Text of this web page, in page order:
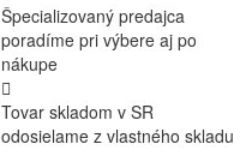
Špecializovaný predajca
poradíme pri výbere aj po
nákupe
Tovar skladom v SR
odosielame z vlastného skladu